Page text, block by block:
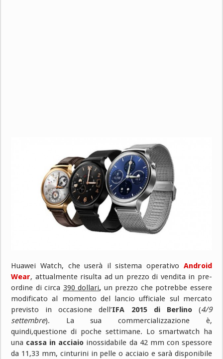
Huawei Watch, che userà il sistema operativo Android
Wear, attualmente risulta ad un prezzo di vendita in pre-
ordine di circa 390 dollari, un prezzo che potrebbe essere
modificato al momento del lancio ufficiale sul mercato
previsto in occasione dell’IFA 2015 di Berlino (4/9
settembre). La sua commercializzazione è,
quindi,questione di poche settimane. Lo smartwatch ha
una cassa in acciaio inossidabile da 42 mm con spessore
da 11,33 mm, cinturini in pelle o acciaio e sarà disponibile